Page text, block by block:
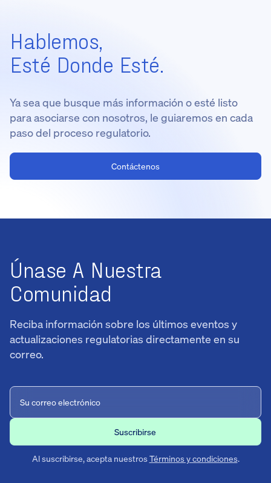
Hablemos,
Esté Donde Esté.
Ya sea que busque más información o esté listo
para asociarse con nosotros, le guiaremos en cada
paso del proceso regulatorio.
Contáctenos
Únase A Nuestra
Comunidad
Reciba información sobre los últimos eventos y
actualizaciones regulatorias directamente en su
correo.
Al suscribirse, acepta nuestrosTérminos y condiciones.